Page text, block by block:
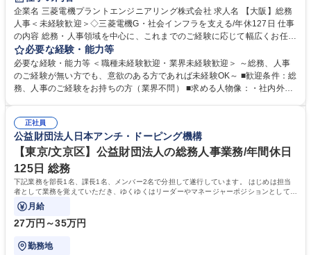
駅近5分以内
土日祝休み 服装自由 寮・社宅あり 食事補助あり
企業名 三菱電機プラントエンジニアリング株式会社 求人名 【大阪】総務
人事＜未経験歓迎＞◇三菱電機G・社会インフラを支える/年休127日 仕事
の内容 総務・人事領域を中心に、これまでのご経験に応じて幅広くお任せ
します。 ＜具体的には＞ ・総務/人事労務（給与・社保・勤怠管理など）
・採用・教育研修 ・福利厚生運用 など ※基本的には事務所勤務ですが、
採用や教育等の業務内容により、関西圏以外への日帰り・宿泊を伴う国内
出張もございます。 ※担当業務を持ちつつ、お互いに助け合いながら、総
必要な経験・能力等
必要な経験・能力等 ＜職種未経験歓迎・業界未経験歓迎＞ ～総務、人事
のご経験が無い方でも、意欲のある方であれば未経験OK～ ■歓迎条件：総
務、人事のご経験をお持ちの方（業界不問） ■求める人物像：・社内外の
正社員
公益財団法人日本アンチ・ドーピング機構
【東京/文京区】公益財団法人の総務人事業務/年間休日
125日 総務
下記業務を部長1名、課長1名、メンバー2名で分担して遂行しています。 はじめは担当
者として業務を覚えていただき、ゆくゆくはリーダーやマネージャーポジションとして活
躍いただくことを期待しています。
月給
27万円～35万円
勤務地